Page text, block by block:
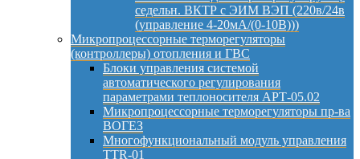
седельн. ВКТР с ЭИМ ВЭП (220в/24в
(управление 4-20мА/(0-10В)))
Микропроцессорные терморегуляторы
(контроллеры) отопления и ГВС
Блоки управления системой
автоматического регулирования
параметрами теплоносителя АРТ-05.02
Микропроцессорные терморегуляторы пр-ва
ВОГЕЗ
Многофункциональный модуль управления
TTR-01